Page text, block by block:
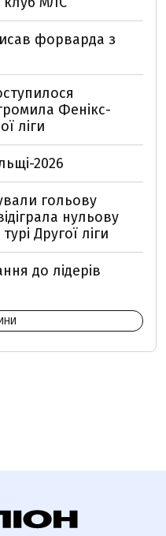
форварда з
Фенікс-
ліги
2026
гольову
нульову
Другої ліги
до лідерів